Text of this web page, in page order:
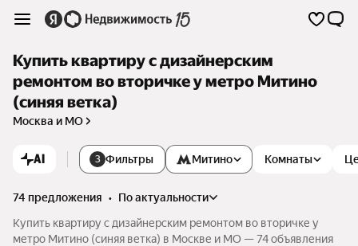
Купить квартиру с дизайнерским
ремонтом во вторичке у метро Митино
(синяя ветка)
Москва и МО
AI 3 Фильтры Комнаты
Митино
74 предложения •
по актуальности
Купить квартиру с дизайнерским ремонтом во вторичке у
метро Митино (синяя ветка) в Москве и МО — 74 объявления